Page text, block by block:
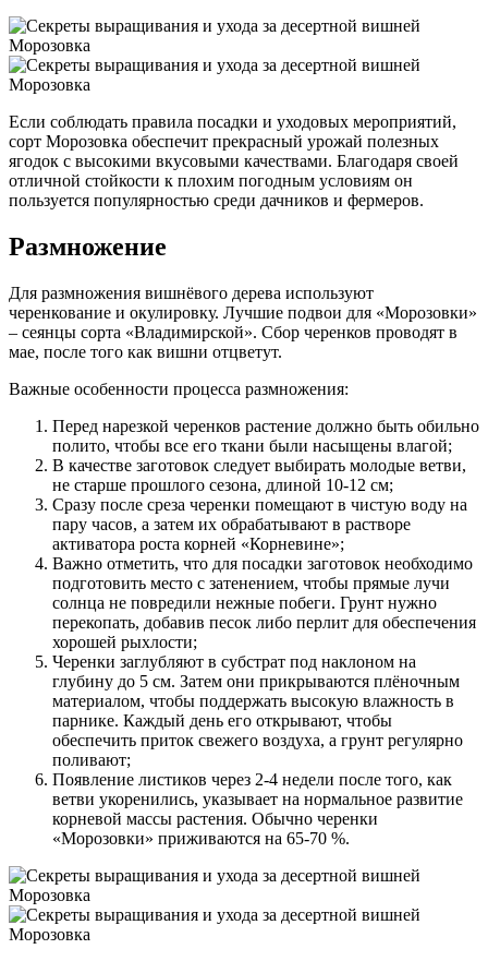
Если соблюдать правила посадки и уходовых мероприятий,
сорт Морозовка обеспечит прекрасный урожай полезных
ягодок с высокими вкусовыми качествами. Благодаря своей
отличной стойкости к плохим погодным условиям он
пользуется популярностью среди дачников и фермеров.
Размножение
Для размножения вишнёвого дерева используют
черенкование и окулировку. Лучшие подвои для «Морозовки»
– сеянцы сорта «Владимирской». Сбор черенков проводят в
мае, после того как вишни отцветут.
Важные особенности процесса размножения:
Перед нарезкой черенков растение должно быть обильно
полито, чтобы все его ткани были насыщены влагой;
В качестве заготовок следует выбирать молодые ветви,
не старше прошлого сезона, длиной 10-12 см;
Сразу после среза черенки помещают в чистую воду на
пару часов, а затем их обрабатывают в растворе
активатора роста корней «Корневине»;
Важно отметить, что для посадки заготовок необходимо
подготовить место с затенением, чтобы прямые лучи
солнца не повредили нежные побеги. Грунт нужно
перекопать, добавив песок либо перлит для обеспечения
хорошей рыхлости;
Черенки заглубляют в субстрат под наклоном на
глубину до 5 см. Затем они прикрываются плёночным
материалом, чтобы поддержать высокую влажность в
парнике. Каждый день его открывают, чтобы
обеспечить приток свежего воздуха, а грунт регулярно
поливают;
Появление листиков через 2-4 недели после того, как
ветви укоренились, указывает на нормальное развитие
корневой массы растения. Обычно черенки
«Морозовки» приживаются на 65-70 %.